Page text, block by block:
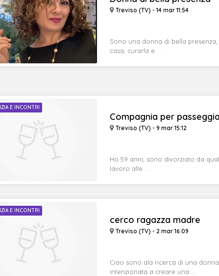
Treviso (TV) - 14 mar 11:54
Sono una donna di bella
casa, curarla e ...
E INCONTRI
Compagnia per
Treviso (TV) - 9 mar 15:12
Ho 59 anni, sono divorziato da
lavoro alle ...
E INCONTRI
cerco ragazza madre
Treviso (TV) - 2 mar 16:09
Ciao sono ala ricerca di una
intenzionata a creare una ...